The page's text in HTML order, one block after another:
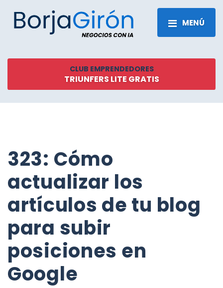
MENÚ
CLUB EMPRENDEDORES
TRIUNFERS LITE GRATIS
323: Cómo
actualizar los
artículos de tu blog
para subir
posiciones en
Google